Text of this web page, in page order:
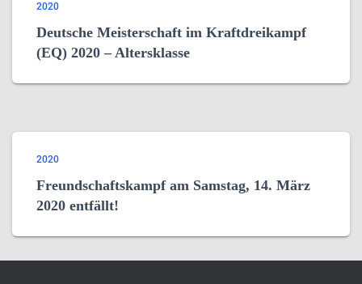
2020
Deutsche Meisterschaft im Kraftdreikampf
(EQ) 2020 – Altersklasse
2020
Freundschaftskampf am Samstag, 14. März
2020 entfällt!